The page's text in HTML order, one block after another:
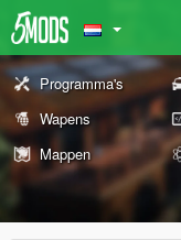
Programma's
Wapens
Mappen